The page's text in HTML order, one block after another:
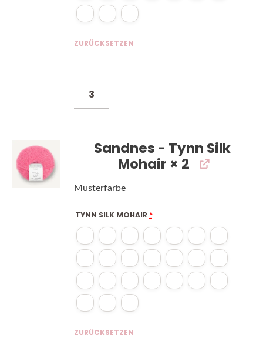
ZURÜCKSETZEN
Sandnes - Tynn Silk
Mohair × 2
Musterfarbe
TYNN SILK MOHAIR *
ZURÜCKSETZEN